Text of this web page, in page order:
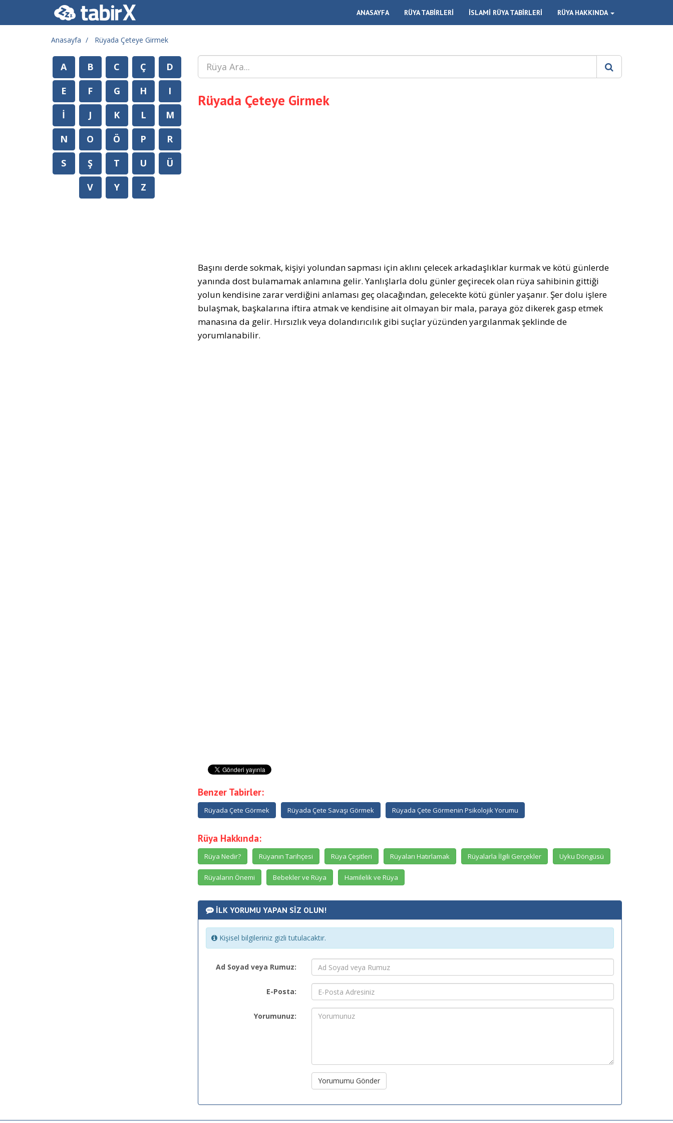
ANASAYFA RÜYA TABİRLERİ İSLAMİ RÜYA TABİRLERİ RÜYA HAKKINDA
Anasayfa Rüyada Çeteye Girmek
Rüyada Çeteye Girmek
Başını derde sokmak, kişiyi yolundan sapması için aklını çelecek arkadaşlıklar kurmak ve kötü günlerde
yanında dost bulamamak anlamına gelir. Yanlışlarla dolu günler geçirecek olan rüya sahibinin gittiği
yolun kendisine zarar verdiğini anlaması geç olacağından, gelecekte kötü günler yaşanır. Şer dolu işlere
bulaşmak, başkalarına iftira atmak ve kendisine ait olmayan bir mala, paraya göz dikerek gasp etmek
manasına da gelir. Hırsızlık veya dolandırıcılık gibi suçlar yüzünden yargılanmak şeklinde de
yorumlanabilir.
Benzer Tabirler:
Rüyada Çete Görmek Rüyada Çete Savaşı Görmek Rüyada Çete Görmenin Psikolojik Yorumu
Rüya Hakkında:
Rüya Nedir? Rüyanın Tarihçesi Rüya Çeşitleri Rüyaları Hatırlamak Rüyalarla İlgili Gerçekler Uyku Döngüsü
Rüyaların Önemi Bebekler ve Rüya Hamilelik ve Rüya
İLK YORUMU YAPAN SİZ OLUN!
Kişisel bilgileriniz gizli tutulacaktır.
Ad Soyad veya Rumuz:
E-Posta:
Yorumunuz:
Yorumumu Gönder
A B C Ç
D
E
F G H
I
İ
J K L
M
N
O Ö P
R
S
Ş T U
Ü
V
Y Z